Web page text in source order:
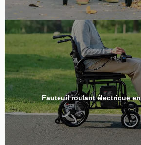
Fauteuil roulant électrique